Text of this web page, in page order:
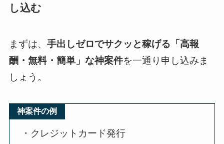
し込む
まずは、 手出しゼロでサクッと稼げる「高報
酬・無料・簡単」な神案件を一通り申し込みま
しょう。
神案件の例
・クレジットカード発行